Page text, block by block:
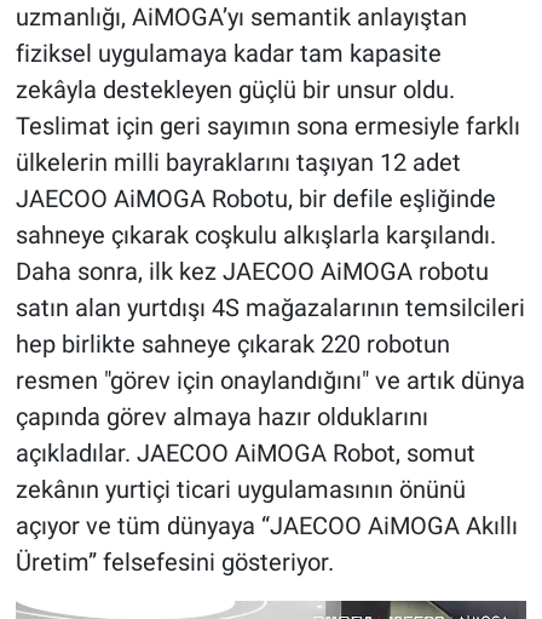
uzmanlığı, AiMOGA’yı semantik anlayıştan
fiziksel uygulamaya kadar tam kapasite
zekâyla destekleyen güçlü bir unsur oldu.
Teslimat için geri sayımın sona ermesiyle farklı
ülkelerin milli bayraklarını taşıyan 12 adet
JAECOO AiMOGA Robotu, bir defile eşliğinde
sahneye çıkarak coşkulu alkışlarla karşılandı.
Daha sonra, ilk kez JAECOO AiMOGA robotu
satın alan yurtdışı 4S mağazalarının temsilcileri
hep birlikte sahneye çıkarak 220 robotun
resmen "görev için onaylandığını" ve artık dünya
çapında görev almaya hazır olduklarını
açıkladılar. JAECOO AiMOGA Robot, somut
zekânın yurtiçi ticari uygulamasının önünü
açıyor ve tüm dünyaya “JAECOO AiMOGA Akıllı
Üretim” felsefesini gösteriyor.